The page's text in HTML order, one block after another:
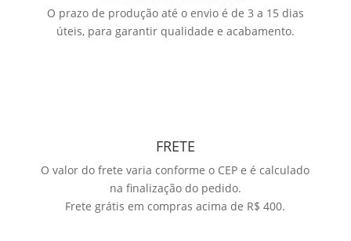
O prazo de produção até o envio é de 3 a 15 dias
úteis, para garantir qualidade e acabamento.
FRETE
O valor do frete varia conforme o CEP e é calculado
na finalização do pedido.
Frete grátis em compras acima de R$ 400.